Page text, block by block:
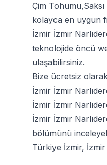
Çim Tohumu,
kolayca en uygun
İzmir İzmir
teknolojide öncü
ulaşabilirsiniz.
Bize ücretsiz
İzmir İzmir
İzmir İzmir
İzmir İzmir
bölümünü
Türkiye İzmir, İzmir